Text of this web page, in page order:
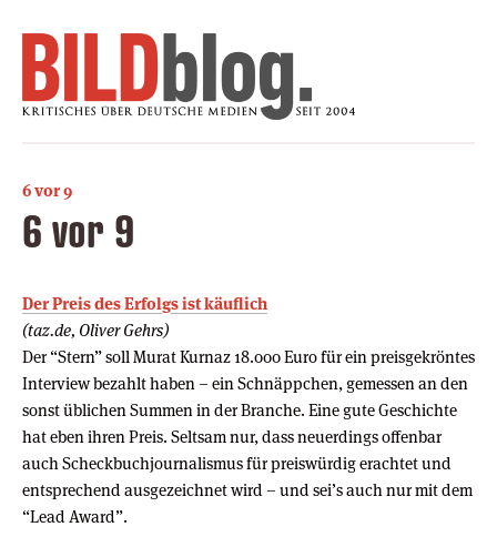
6 vor 9
6 vor 9
Der Preis des Erfolgs ist käuflich
(taz.de, Oliver Gehrs)
Der “Stern” soll Murat Kurnaz 18.000 Euro für ein preisgekröntes
Interview bezahlt haben – ein Schnäppchen, gemessen an den
sonst üblichen Summen in der Branche. Eine gute Geschichte
hat eben ihren Preis. Seltsam nur, dass neuerdings offenbar
auch Scheckbuchjournalismus für preiswürdig erachtet und
entsprechend ausgezeichnet wird – und sei’s auch nur mit dem
“Lead Award”.